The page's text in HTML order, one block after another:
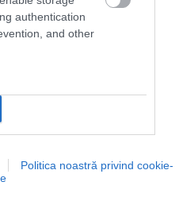
authentication
and other
Politica noastră privind cookie-
de o singură
pe nimeni; în
în cel mai…